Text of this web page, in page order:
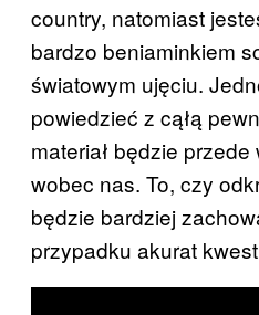
country, natomiast
bardzo beniaminkiem
światowym ujęciu.
powiedzieć z cąłą
materiał będzie
wobec nas. To, czy
będzie bardziej
przypadku akurat